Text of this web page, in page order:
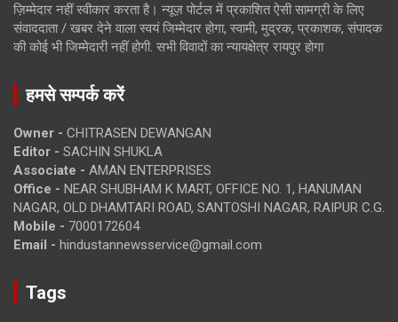
ज़िम्मेदार नहीं स्वीकार करता है। न्यूज़ पोर्टल में प्रकाशित ऐसी सामग्री के लिए
संवाददाता / खबर देने वाला स्वयं जिम्मेदार होगा, स्वामी, मुद्रक, प्रकाशक, संपादक
की कोई भी जिम्मेदारी नहीं होगी. सभी विवादों का न्यायक्षेत्र रायपुर होगा
हमसे सम्पर्क करें
Owner - CHITRASEN DEWANGAN
Editor - SACHIN SHUKLA
Associate - AMAN ENTERPRISES
Office - NEAR SHUBHAM K MART, OFFICE NO. 1, HANUMAN
NAGAR, OLD DHAMTARI ROAD, SANTOSHI NAGAR, RAIPUR C.G.
Mobile - 7000172604
Email - hindustannewsservice@gmail.com
Tags